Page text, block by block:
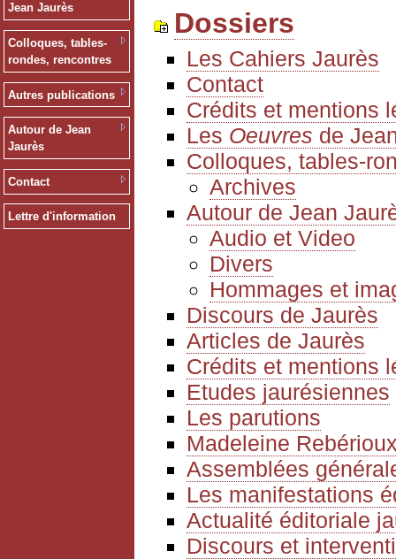
Jean Jaurès
Colloques, tables-
rondes, rencontres
Autres publications
Autour de Jean
Jaurès
Contact
Lettre d'information
Dossiers
Les Cahiers Jaurès
Contact
Crédits et mentions
Les Oeuvres de
Colloques, tables-
Archives
Autour de Jean
Audio et Video
Divers
Hommages et
Discours de Jaurès
Articles de Jaurès
Crédits et mentions
Etudes jaurésiennes
Les parutions
Madeleine
Assemblées
Les manifestations
Actualité éditoriale
Discours et